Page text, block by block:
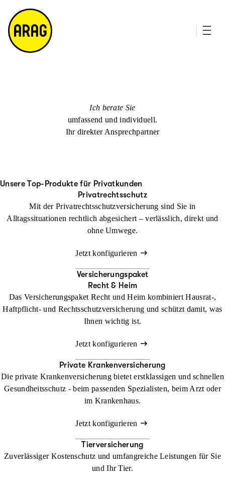
m
a
p
Ich berate Sie
umfassend und individuell.
Ihr direkter Ansprechpartner
Unsere Top-Produkte für Privatkunden
Privatrechtsschutz
Mit der Privatrechtsschutzversicherung sind Sie in
Alltagssituationen rechtlich abgesichert – verlässlich, direkt und
ohne Umwege.
Jetzt konfigurieren
Versicherungspaket
Recht & Heim
Das Versicherungspaket Recht und Heim kombiniert Hausrat-,
Haftpflicht- und Rechtsschutzversicherung und schützt damit, was
Ihnen wichtig ist.
Jetzt konfigurieren
Private Krankenversicherung
Die private Krankenversicherung bietet erstklassigen und schnellen
Gesundheitsschutz - beim passenden Spezialisten, beim Arzt oder
im Krankenhaus.
Jetzt konfigurieren
Tierversicherung
Zuverlässiger Kostenschutz und umfangreiche Leistungen für Sie
und Ihr Tier.